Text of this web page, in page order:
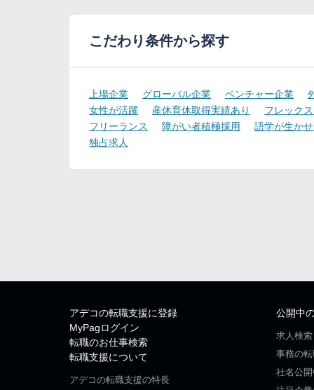
こだわり条件から探す
上場企業 グローバル企業 ベンチャー企業
女性が活躍
産休育休取得実績あり
フレック
フリーランス
障がい者積極採用
語学が生か
独占求人
アデコの転職支援に登録
MyPagログイン
転職のお仕事検索
転職支援について
アデコの転職支援の特長
公開中
求人検索
事務の
社名公